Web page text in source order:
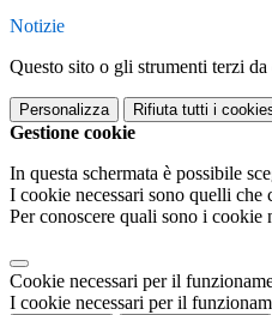
Notizie
Questo sito o gli strumenti terzi
Personalizza Rifiuta tutti i
Gestione cookie
In questa schermata è possibile
I cookie necessari sono quelli
Per conoscere quali sono i cookie
Cookie necessari per il
I cookie necessari per il